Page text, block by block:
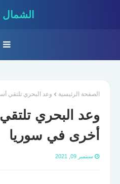
الشمال
الصفحة الرئيسية وعد البحري تلتقي
وعد البحري
أخرى في سوريا
سبتمبر 09, 2021